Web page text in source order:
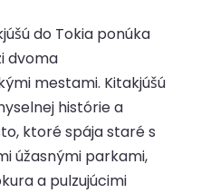
do Tokia ponúka
dvoma
mestami. Kitakjúšú
histórie a
ktoré spája staré s
úžasnými parkami,
a pulzujúcimi